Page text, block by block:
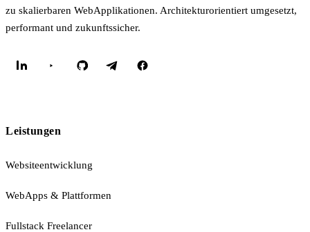
zu skalierbaren WebApplikationen. Architekturorientiert umgesetzt,
performant und zukunftssicher.
Leistungen
Websiteentwicklung
WebApps & Plattformen
Fullstack Freelancer